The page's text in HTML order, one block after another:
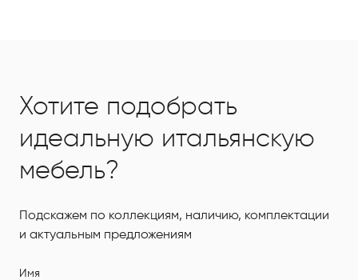
Хотите подобрать
идеальную итальянскую
мебель?
Подскажем по коллекциям, наличию, комплектации
и актуальным предложениям
Имя